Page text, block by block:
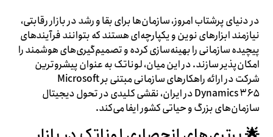
در دنیای پرشتاب امروز، سازمان‌ها برای بقا و رشد در بازار رقابتی،
نیازمند ابزارهای نوین و یکپارچه‌ای هستند که بتوانند فرآیندهای
پیچیده سازمانی را بهینه‌سازی کرده و تصمیم‌گیری‌های هوشمند را
امکان‌پذیر سازند. در این میان، لوناتک به عنوان پیشروترین
شرکت در ارائه راهکارهای سازمانی مبتنی بر Microsoft
Dynamics ۳۶۵ در ایران، نقشی کلیدی در تحول دیجیتال
سازمان‌های بزرگ و حیاتی کشور ایفا می‌کند.